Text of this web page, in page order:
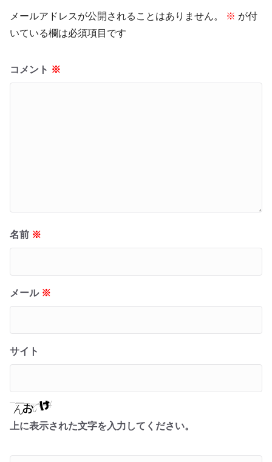
メールアドレスが公開されることはありません。 ※ が付
いている欄は必須項目です
コメント ※
名前 ※
メール ※
サイト
上に表示された文字を入力してください。